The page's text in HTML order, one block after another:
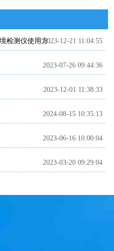
手持田间气象环境检测仪/农业环境检测仪使用方法是什么?
2023-12-21 11:04:55
2023-07-26 09:44:36
2023-12-01 11:38:33
2024-08-15 10:35:13
2023-06-16 10:00:04
2023-03-20 09:29:04